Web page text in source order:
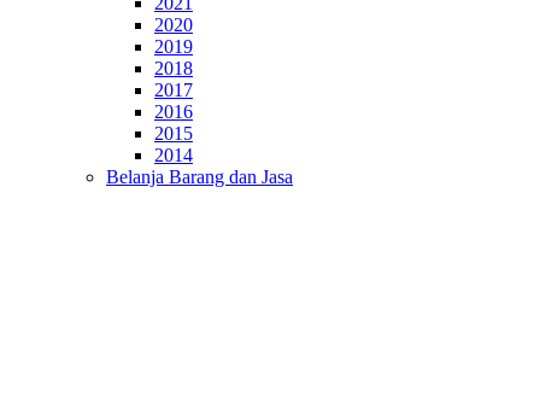
2020
2019
2018
2017
2016
2015
2014
Belanja Barang dan Jasa